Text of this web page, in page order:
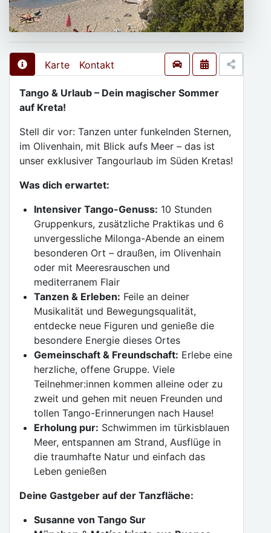
Karte Kontakt
Tango & Urlaub – Dein magischer Sommer
auf Kreta!
Stell dir vor: Tanzen unter funkelnden Sternen,
im Olivenhain, mit Blick aufs Meer – das ist
unser exklusiver Tangourlaub im Süden Kretas!
Was dich erwartet:
Intensiver Tango-Genuss: 10 Stunden
Gruppenkurs, zusätzliche Praktikas und 6
unvergessliche Milonga-Abende an einem
besonderen Ort – draußen, im Olivenhain
oder mit Meeresrauschen und
mediterranem Flair
Tanzen & Erleben: Feile an deiner
Musikalität und Bewegungsqualität,
entdecke neue Figuren und genieße die
besondere Energie dieses Ortes
Gemeinschaft & Freundschaft: Erlebe eine
herzliche, offene Gruppe. Viele
Teilnehmer:innen kommen alleine oder zu
zweit und gehen mit neuen Freunden und
tollen Tango-Erinnerungen nach Hause!
Erholung pur: Schwimmen im türkisblauen
Meer, entspannen am Strand, Ausflüge in
die traumhafte Natur und einfach das
Leben genießen
Deine Gastgeber auf der Tanzfläche:
Susanne von Tango Sur